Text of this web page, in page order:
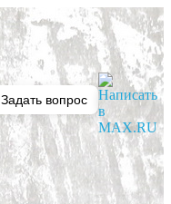
Задать вопрос